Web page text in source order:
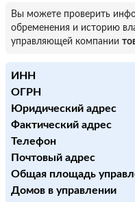
Вы можете проверить
обременения и историю
управляющей компании
ИНН
ОГРН
Юридический адрес
Фактический адрес
Телефон
Почтовый адрес
Общая площадь
Домов в управлении